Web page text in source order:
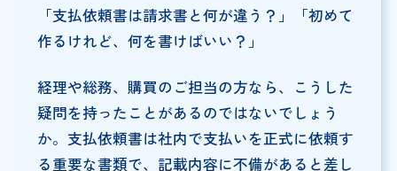
「支払依頼書は請求書と何が違う？」「初めて
作るけれど、何を書けばいい？」
経理や総務、購買のご担当の方なら、こうした
疑問を持ったことがあるのではないでしょう
か。支払依頼書は社内で支払いを正式に依頼す
る重要な書類で、記載内容に不備があると差し